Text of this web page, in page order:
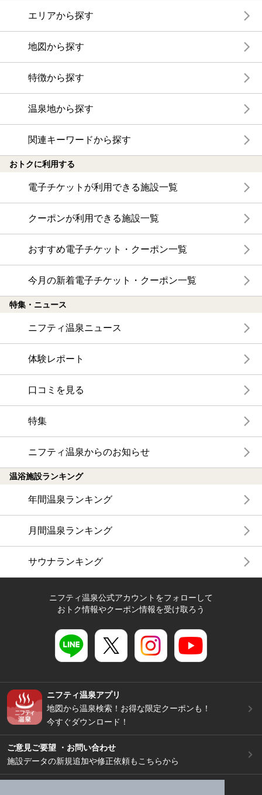
エリアから探す
地図から探す
特徴から探す
温泉地から探す
関連キーワードから探す
おトクに利用する
電子チケットが利用できる施設一覧
クーポンが利用できる施設一覧
おすすめ電子チケット・クーポン一覧
今月の新着電子チケット・クーポン一覧
特集・ニュース
ニフティ温泉ニュース
体験レポート
口コミを見る
特集
ニフティ温泉からのお知らせ
温浴施設ランキング
年間温泉ランキング
月間温泉ランキング
サウナランキング
ニフティ温泉公式アカウントをフォローして
おトク情報やクーポン情報を受け取ろう
ニフティ温泉アプリ
地図から温泉検索！お得な限定クーポンも！
今すぐダウンロード！
ご意見ご要望 ・お問い合わせ
施設データの新規追加や修正依頼もこちらから